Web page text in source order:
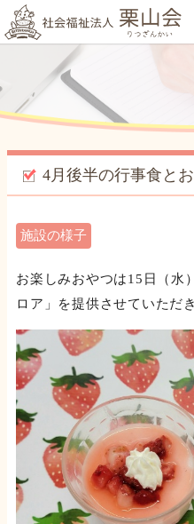
4月後半の行事食と
施設の様子
お楽しみおやつは15日（水
ロア」を提供させていただ